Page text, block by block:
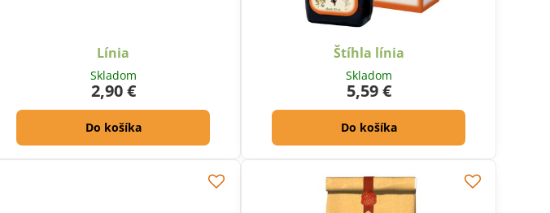
Línia
Skladom
2,90 €
Do košíka
Štíhla línia
Skladom
5,59 €
Do košíka